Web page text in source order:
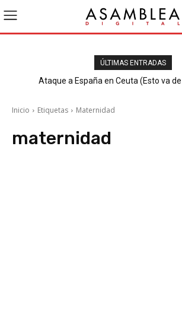
ÚLTIMAS ENTRADAS
Ataque a España en Ceuta (Esto va
Inicio Etiquetas Maternidad
maternidad